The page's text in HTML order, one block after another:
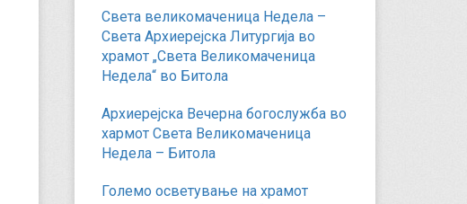
Света великомаченица Недела –
Света Архиерејска Литургија во
храмот „Света Великомаченица
Недела“ во Битола
Архиерејска Вечерна богослужба во
хармот Света Великомаченица
Недела – Битола
Големо осветување на храмот